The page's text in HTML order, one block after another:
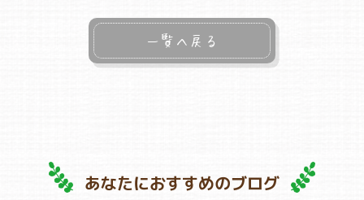
一覧へ戻る
あなたにおすすめのブログ